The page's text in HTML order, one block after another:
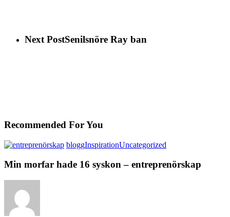
Next PostSenilsnöre Ray ban
Recommended For You
bloggInspirationUncategorized
Min morfar hade 16 syskon – entreprenörskap